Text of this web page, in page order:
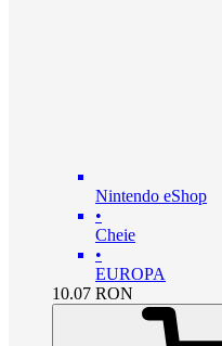
Nintendo eShop
•
Cheie
•
EUROPA
10.07 RON